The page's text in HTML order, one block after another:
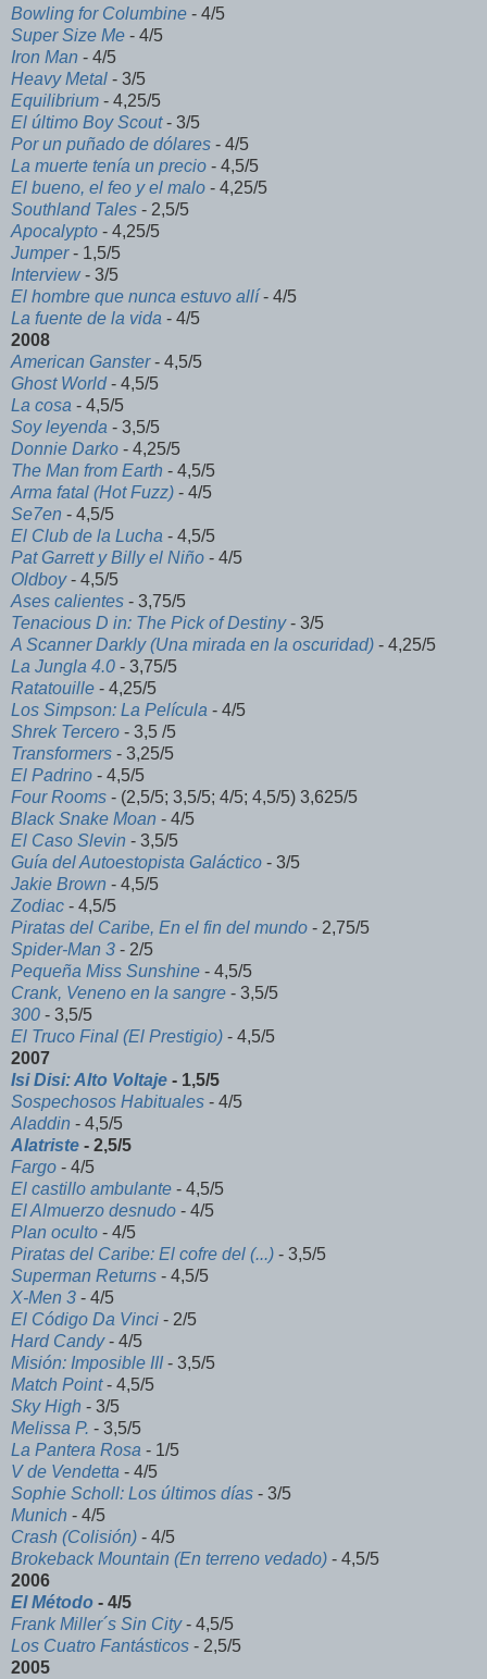
Bowling for Columbine - 4/5
Super Size Me - 4/5
Iron Man - 4/5
Heavy Metal - 3/5
Equilibrium - 4,25/5
El último Boy Scout- 3/5
Por un puñado de dólares - 4/5
La muerte tenía un precio - 4,5/5
El bueno, el feo y el malo - 4,25/5
Southland Tales - 2,5/5
Apocalypto - 4,25/5
Jumper- 1,5/5
Interview- 3/5
El hombre que nunca estuvo allí- 4/5
La fuente de la vida - 4/5
2008
American Ganster- 4,5/5
Ghost World- 4,5/5
La cosa - 4,5/5
Soy leyenda - 3,5/5
Donnie Darko - 4,25/5
The Man from Earth - 4,5/5
Arma fatal (Hot Fuzz) - 4/5
Se7en - 4,5/5
El Club de la Lucha - 4,5/5
Pat Garrett y Billy el Niño - 4/5
Oldboy- 4,5/5
Ases calientes - 3,75/5
Tenacious D in: The Pick of Destiny- 3/5
A Scanner Darkly (Una mirada en la oscuridad) - 4,25/5
La Jungla 4.0 - 3,75/5
Ratatouille - 4,25/5
Los Simpson: La Película - 4/5
Shrek Tercero - 3,5 /5
Transformers - 3,25/5
El Padrino - 4,5/5
Four Rooms - (2,5/5; 3,5/5; 4/5; 4,5/5) 3,625/5
Black Snake Moan - 4/5
El Caso Slevin - 3,5/5
Guía del Autoestopista Galáctico - 3/5
Jakie Brown - 4,5/5
Zodiac - 4,5/5
Piratas del Caribe, En el fin del mundo - 2,75/5
Spider-Man 3 - 2/5
Pequeña Miss Sunshine - 4,5/5
Crank, Veneno en la sangre - 3,5/5
300 - 3,5/5
El Truco Final (El Prestigio) - 4,5/5
2007
Isi Disi: Alto Voltaje - 1,5/5
Sospechosos Habituales - 4/5
Aladdin - 4,5/5
Alatriste - 2,5/5
Fargo - 4/5
El castillo ambulante - 4,5/5
El Almuerzo desnudo - 4/5
Plan oculto - 4/5
Piratas del Caribe: El cofre del (...) - 3,5/5
Superman Returns - 4,5/5
X-Men 3 - 4/5
El Código Da Vinci - 2/5
Hard Candy- 4/5
Misión: Imposible III- 3,5/5
Match Point- 4,5/5
Sky High - 3/5
Melissa P. - 3,5/5
La Pantera Rosa - 1/5
V de Vendetta - 4/5
Sophie Scholl: Los últimos días - 3/5
Munich - 4/5
Crash (Colisión) - 4/5
Brokeback Mountain (En terreno vedado) - 4,5/5
2006
El Método - 4/5
Frank Miller´s Sin City- 4,5/5
Los Cuatro Fantásticos - 2,5/5
2005